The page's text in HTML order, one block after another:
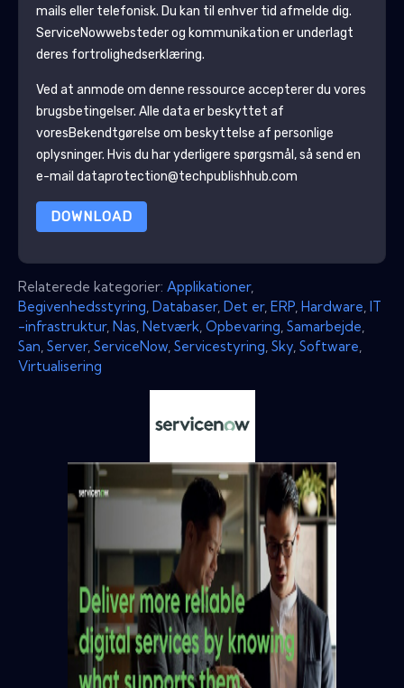
mails eller telefonisk. Du kan til enhver tid afmelde dig.
ServiceNowwebsteder og kommunikation er underlagt
deres fortrolighedserklæring.
Ved at anmode om denne ressource accepterer du vores
brugsbetingelser. Alle data er beskyttet af
voresBekendtgørelse om beskyttelse af personlige
oplysninger. Hvis du har yderligere spørgsmål, så send en
e-mail dataprotection@techpublishhub.com
DOWNLOAD
Relaterede kategorier: Applikationer,
Begivenhedsstyring Databaser, Det er, ERP Hardware IT
-infrastruktur, Nas Netværk Opbevaring Samarbejde
San Server, ServiceNow Servicestyring Sky Software
Virtualisering